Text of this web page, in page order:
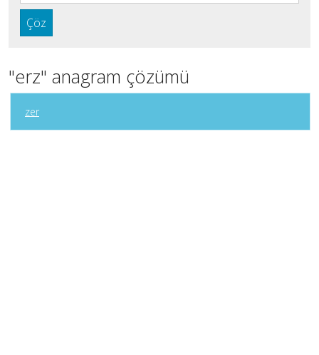
Çöz
"erz" anagram çözümü
zer